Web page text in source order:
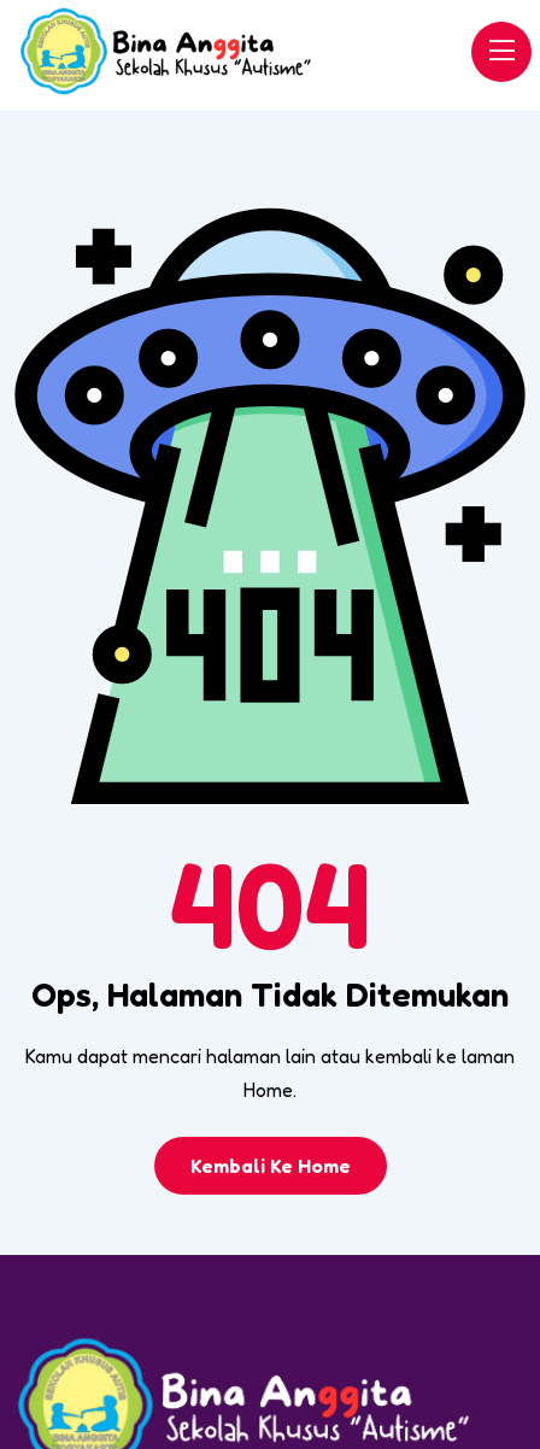
404
Ops, Halaman Tidak Ditemukan
Kamu dapat mencari halaman lain atau kembali ke laman
Home.
Kembali Ke Home